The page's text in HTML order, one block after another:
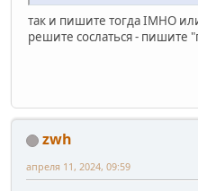
так и пишите тогда IMHO
решите сослаться - пишите
zwh
апреля 11, 2024, 09:59